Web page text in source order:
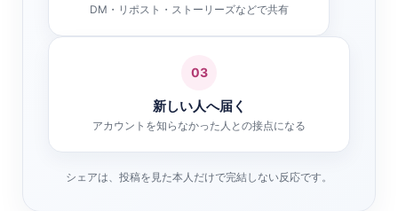
DM・リポスト・ストーリーズなどで共有
03
新しい人へ届く
アカウントを知らなかった人との接点になる
シェアは、投稿を見た本人だけで完結しない反応です。